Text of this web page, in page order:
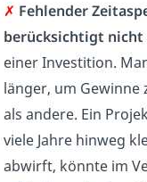
✗ Fehlender
berücksichtigt nicht
einer Investition.
länger, um Gewinne
als andere. Ein
viele Jahre hinweg
abwirft, könnte im